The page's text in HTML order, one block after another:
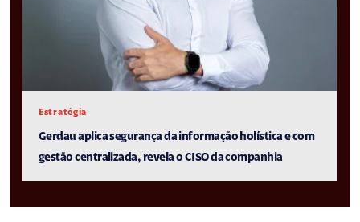
Estratégia
Gerdau aplica segurança da informação holística e com
gestão centralizada, revela o CISO da companhia